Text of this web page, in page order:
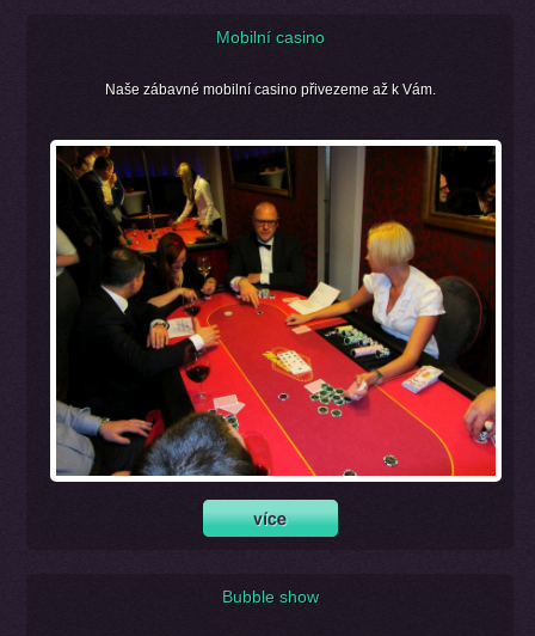
Mobilní casino
Naše zábavné mobilní casino přivezeme až k Vám.
Bubble show